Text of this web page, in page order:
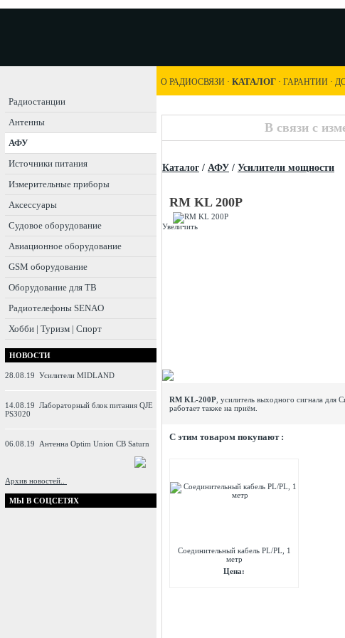
Радиостанции
Антенны
АФУ
Источники питания
Измерительные приборы
Аксессуары
Судовое оборудование
Авиационное оборудование
GSM оборудование
Оборудование для ТВ
Радиотелефоны SENAO
Хобби | Туризм | Спорт
НОВОСТИ
28.08.19 Усилители MIDLAND
14.08.19 Лабораторный блок питания QJE
PS3020
06.08.19 Антенна Optim Union CB Saturn
Архив новостей..
МЫ В СОЦСЕТЯХ
О РАДИОСВЯЗИ · КАТАЛОГ · ГАРАНТИИ ·
В связи с
Каталог / АФУ / Усилители мощности
RM KL 200P
Увеличить
RM KL-200P , усилитель выходного сигнала
работает также на приём.
C этим товаром покупают :
Соединительный кабель PL/PL, 1
метр
Цена: